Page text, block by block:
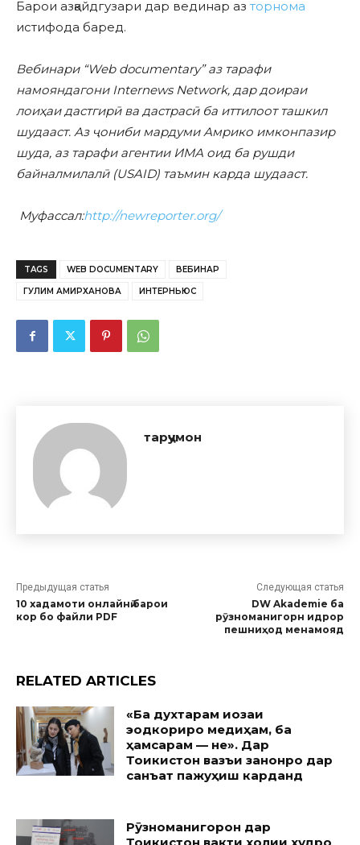
Барои азқайдгузари дар вединар аз торнома
истифода баред.
Вебинари “Web documentary” аз тарафи
намояндагони Internews Network, дар доираи
лоиҳаи дастгирӣ ва дастрасӣ ба иттилоот ташкил
шудааст. Аз ҷониби мардуми Амрико имконпазир
шуда, аз тарафи агентии ИМА оид ба рушди
байналмилалӣ (USAID) таъмин карда шудааст.
Муфассал:http://newreporter.org/
TAGS WEB DOCUMENTARY ВЕБИНАР
ГУЛИМ АМИРХАНОВА ИНТЕРНЬЮС
тарҷумон
Предыдущая статья
10 хадамоти онлайнӣ барои
кор бо файли PDF
Следующая статья
DW Akademie ба
рӯзноманигорн идрор
пешниҳод менамояд
RELATED ARTICLES
«Ба духтарам иҷозаи
эҷодкориро медиҳам, ба
ҳамсарам — не». Дар
Тоҷикистон вазъи занонро дар
санъат пажуҳиш карданд
Рӯзноманигорон дар